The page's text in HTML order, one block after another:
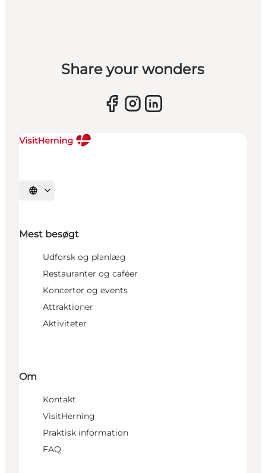
Share your wonders
Vælg sprog
Mest besøgt
Udforsk og planlæg
Restauranter og caféer
Koncerter og events
Attraktioner
Aktiviteter
Om
Kontakt
VisitHerning
Praktisk information
FAQ